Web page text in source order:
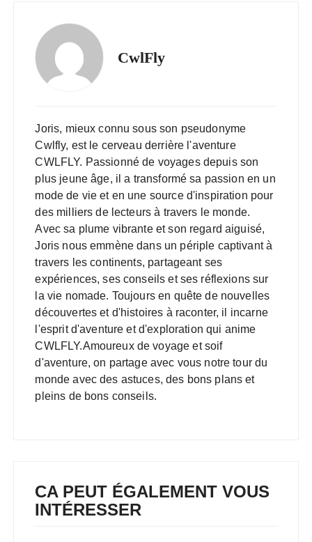
CwlFly
Joris, mieux connu sous son pseudonyme
Cwlfly, est le cerveau derrière l'aventure
CWLFLY. Passionné de voyages depuis son
plus jeune âge, il a transformé sa passion en un
mode de vie et en une source d'inspiration pour
des milliers de lecteurs à travers le monde.
Avec sa plume vibrante et son regard aiguisé,
Joris nous emmène dans un périple captivant à
travers les continents, partageant ses
expériences, ses conseils et ses réflexions sur
la vie nomade. Toujours en quête de nouvelles
découvertes et d'histoires à raconter, il incarne
l'esprit d'aventure et d'exploration qui anime
CWLFLY.Amoureux de voyage et soif
d'aventure, on partage avec vous notre tour du
monde avec des astuces, des bons plans et
pleins de bons conseils.
CA PEUT ÉGALEMENT VOUS
INTÉRESSER